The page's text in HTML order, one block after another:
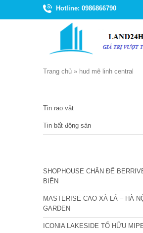
Hotline: 0986866790
Trang chủ » hud mê linh central
Tin rao vặt
Tin bất động sản
SHOPHOUSE CHÂN ĐẾ
BIÊN
MASTERISE CAO XÀ LÁ – HÀ
GARDEN
ICONIA LAKESIDE TỐ HỮU